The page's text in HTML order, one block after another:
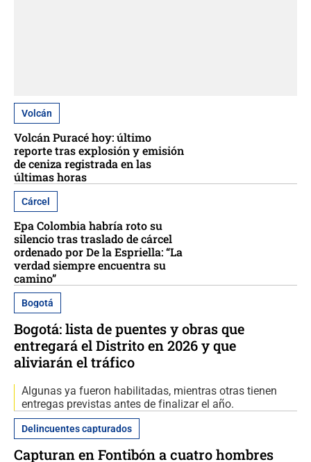
Volcán
Volcán Puracé hoy: último
reporte tras explosión y emisión
de ceniza registrada en las
últimas horas
Cárcel
Epa Colombia habría roto su
silencio tras traslado de cárcel
ordenado por De la Espriella: “La
verdad siempre encuentra su
camino”
Bogotá
Bogotá: lista de puentes y obras que
entregará el Distrito en 2026 y que
aliviarán el tráfico
Algunas ya fueron habilitadas, mientras otras tienen
entregas previstas antes de finalizar el año.
Delincuentes capturados
Capturan en Fontibón a cuatro hombres